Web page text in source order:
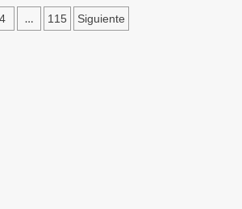
4 … 115 Siguiente